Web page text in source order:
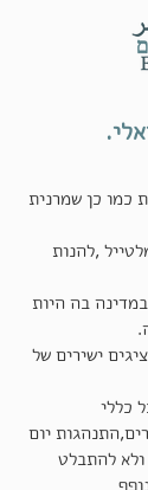
כמו כן שמרנית
,להנות
בה היות
ישירים של
כללי
יום
להתבלט